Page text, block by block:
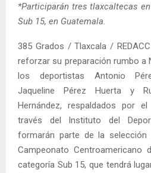
*Participarán tres tlaxcaltecas
Sub 15, en Guatemala.
385 Grados / Tlaxcala /
reforzar su preparación rumbo a
los deportistas Antonio
Jaqueline Pérez Huerta y
Hernández, respaldados por
través del Instituto del
formarán parte de la selección
Campeonato
categoría Sub 15, que tendrá